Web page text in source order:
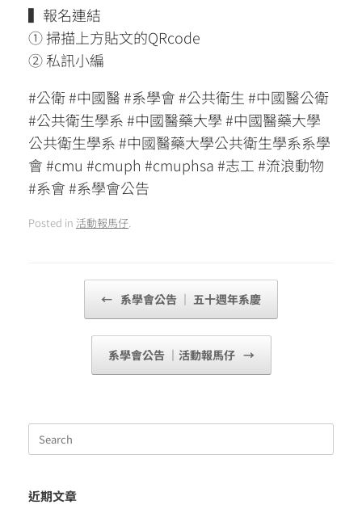
▍報名連結
① 掃描上方貼文的QRcode
② 私訊小編
#公衛 #中國醫 #系學會 #公共衛生 #中國醫公衛
#公共衛生學系 #中國醫藥大學 #中國醫藥大學
公共衛生學系 #中國醫藥大學公共衛生學系系學
會 #cmu #cmuph #cmuphsa #志工 #流浪動物
#系會 #系學會公告
Posted in 活動報馬仔
← 系學會公告 │ 五十週年系慶
系學會公告 ｜活動報馬仔 →
Search
for:
近期文章